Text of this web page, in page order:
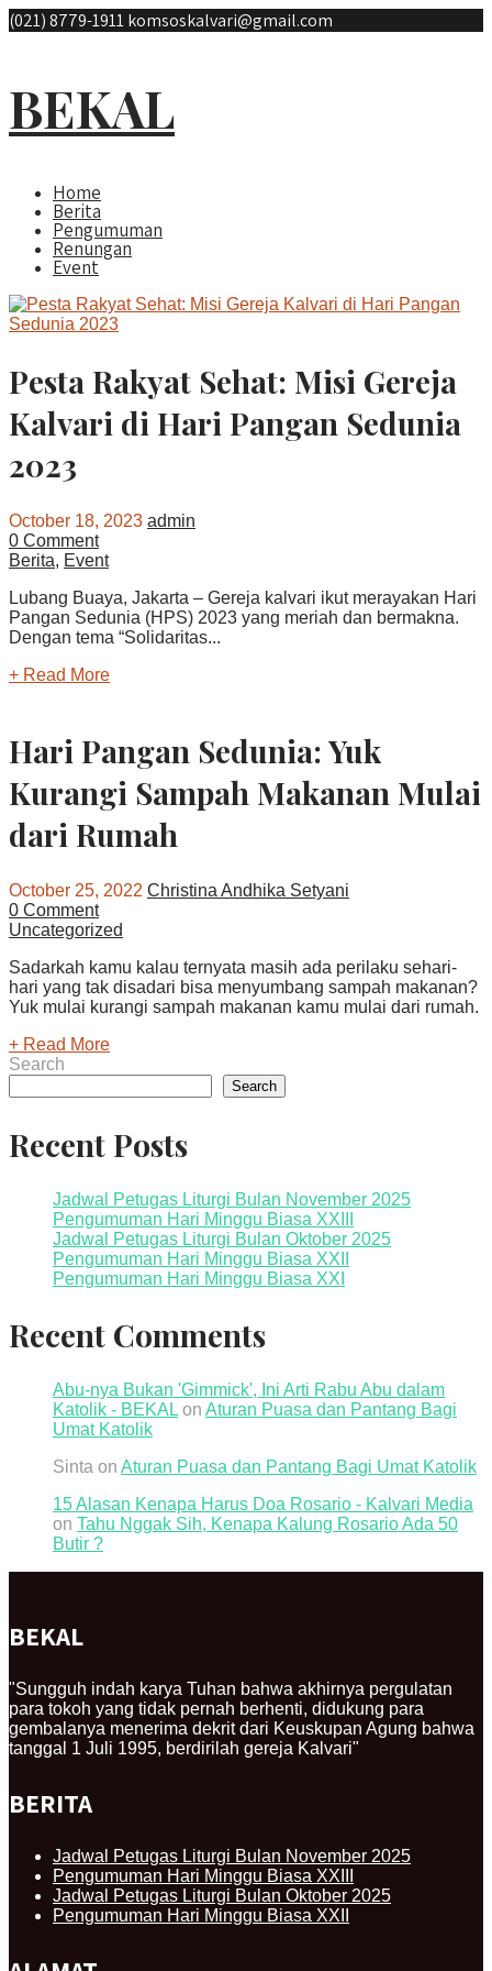
(021) 8779-1911komsoskalvari@gmail.com
BEKAL
Home
Berita
Pengumuman
Renungan
Event
Pesta Rakyat Sehat: Misi Gereja
Kalvari di Hari Pangan Sedunia
2023
October 18, 2023 admin
0 Comment
Berita, Event
Lubang Buaya, Jakarta – Gereja kalvari ikut merayakan Hari
Pangan Sedunia (HPS) 2023 yang meriah dan bermakna.
Dengan tema “Solidaritas...
+ Read More
Hari Pangan Sedunia: Yuk
Kurangi Sampah Makanan Mulai
dari Rumah
October 25, 2022 Christina Andhika Setyani
0 Comment
Uncategorized
Sadarkah kamu kalau ternyata masih ada perilaku sehari-
hari yang tak disadari bisa menyumbang sampah makanan?
Yuk mulai kurangi sampah makanan kamu mulai dari rumah.
+ Read More
Search
Search
Recent Posts
Jadwal Petugas Liturgi Bulan November 2025
Pengumuman Hari Minggu Biasa XXIII
Jadwal Petugas Liturgi Bulan Oktober 2025
Pengumuman Hari Minggu Biasa XXII
Pengumuman Hari Minggu Biasa XXI
Recent Comments
Abu-nya Bukan 'Gimmick', Ini Arti Rabu Abu dalam
Katolik - BEKAL on Aturan Puasa dan Pantang Bagi
Umat Katolik
Sinta on Aturan Puasa dan Pantang Bagi Umat Katolik
15 Alasan Kenapa Harus Doa Rosario - Kalvari Media
on Tahu Nggak Sih, Kenapa Kalung Rosario Ada 50
Butir ?
BEKAL
"Sungguh indah karya Tuhan bahwa akhirnya pergulatan
para tokoh yang tidak pernah berhenti, didukung para
gembalanya menerima dekrit dari Keuskupan Agung bahwa
tanggal 1 Juli 1995, berdirilah gereja Kalvari"
BERITA
Jadwal Petugas Liturgi Bulan November 2025
Pengumuman Hari Minggu Biasa XXIII
Jadwal Petugas Liturgi Bulan Oktober 2025
Pengumuman Hari Minggu Biasa XXII